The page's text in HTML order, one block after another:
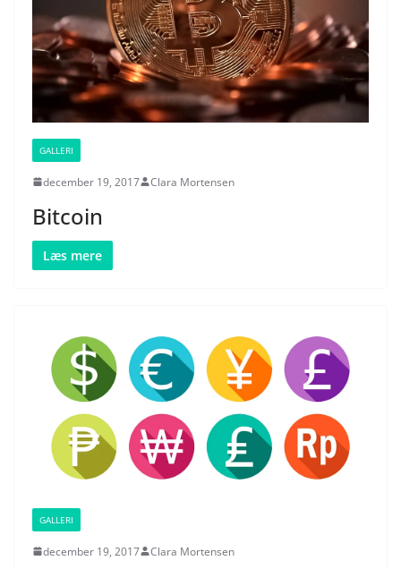
GALLERI
december 19, 2017 Clara Mortensen
Bitcoin
Læs mere
GALLERI
december 19, 2017 Clara Mortensen